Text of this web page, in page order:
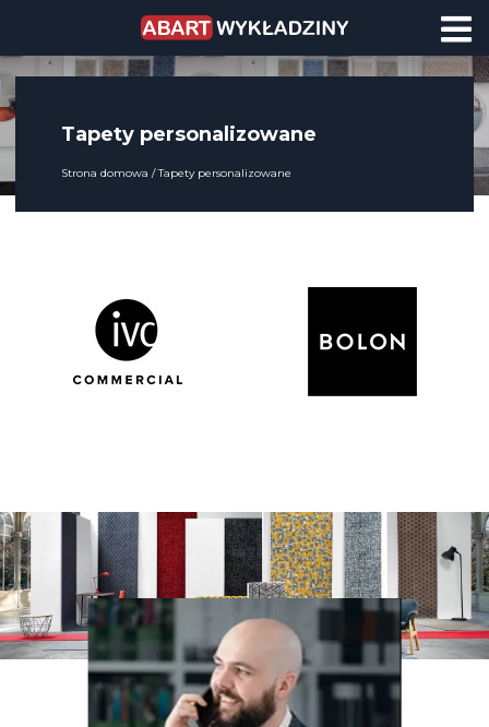
Tapety personalizowane
Strona domowa Tapety personalizowane